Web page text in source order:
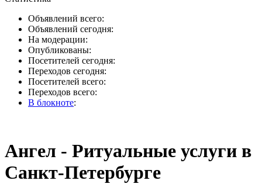
Объявлений всего:
Объявлений сегодня:
На модерации:
Опубликованы:
Посетителей сегодня:
Переходов сегодня:
Посетителей всего:
Переходов всего:
В блокноте:
Ангел - Ритуальные услуги в
Санкт-Петербурге